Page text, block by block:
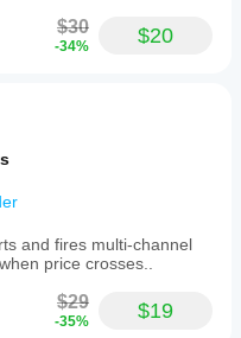
$30
-34% $20
and fires multi-channel
price crosses..
$29
-35% $19